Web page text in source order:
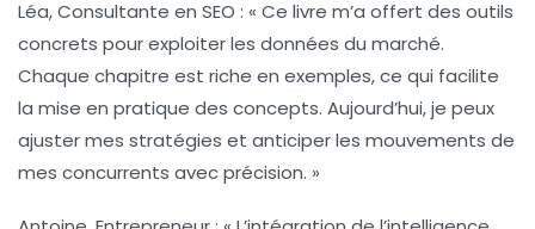
Léa, Consultante en SEO : « Ce livre m’a offert des outils
concrets pour exploiter les données du marché.
Chaque chapitre est riche en exemples, ce qui facilite
la mise en pratique des concepts. Aujourd’hui, je peux
ajuster mes stratégies et anticiper les mouvements de
mes concurrents avec précision. »